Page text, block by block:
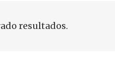
resultados.